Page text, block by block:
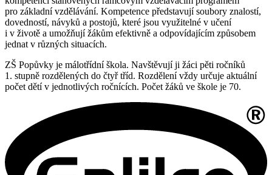
pro základní vzdělávání. Kompetence představují soubory znalostí,
dovedností, návyků a postojů, které jsou využitelné v učení
i v životě a umožňují žákům efektivně a odpovídajícím způsobem
jednat v různých situacích.
ZŠ Popůvky je málotřídní škola. Navštěvují ji žáci pěti ročníků
1. stupně rozdělených do čtyř tříd. Rozdělení vždy určuje aktuální
počet dětí v jednotlivých ročnících. Počet žáků ve škole je 70.